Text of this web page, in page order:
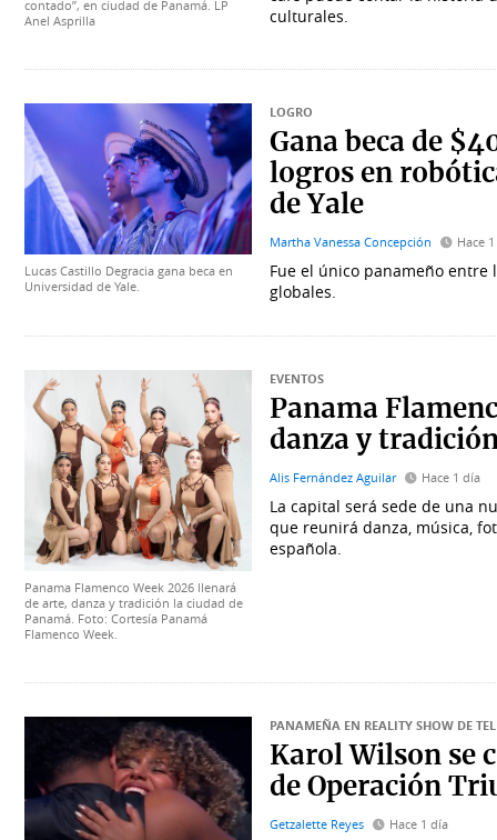
contado”, en ciudad de Panamá. LP
Anel Asprilla
culturales.
Lucas Castillo Degracia gana beca en
Universidad de Yale.
LOGRO
Gana beca de
logros en
de Yale
Martha Vanessa Concepción Hace
Fue el único panameño entre
globales.
Panama Flamenco Week 2026 llenará
de arte, danza y tradición la ciudad de
Panamá. Foto: Cortesía Panamá
Flamenco Week.
EVENTOS
Panama
danza y
Alis Fernández Aguilar Hace 1 día
La capital será sede de una
que reunirá danza, música,
española.
PANAMEÑA EN REALITY SHOW DE
Karol Wilson se
de Operación
Getzalette Reyes Hace 1 día